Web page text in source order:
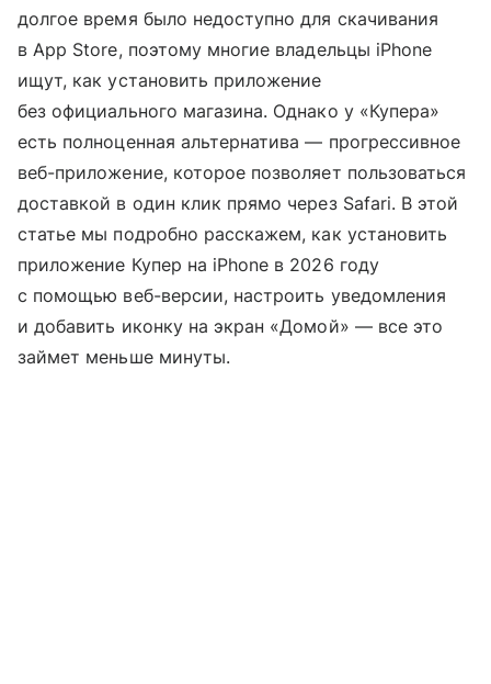
долгое время было недоступно для скачивания
в App Store, поэтому многие владельцы iPhone
ищут, как установить приложение
без официального магазина. Однако у «Купера»
есть полноценная альтернатива — прогрессивное
веб-приложение, которое позволяет пользоваться
доставкой в один клик прямо через Safari. В этой
статье мы подробно расскажем, как установить
приложение Купер на iPhone в 2026 году
с помощью веб-версии, настроить уведомления
и добавить иконку на экран «Домой» — все это
займет меньше минуты.